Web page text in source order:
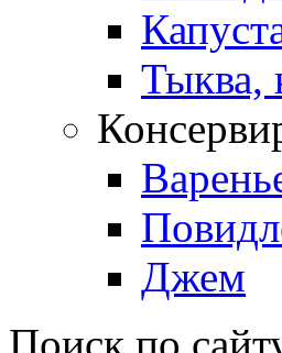
Тыква,
Джем
Поиск по